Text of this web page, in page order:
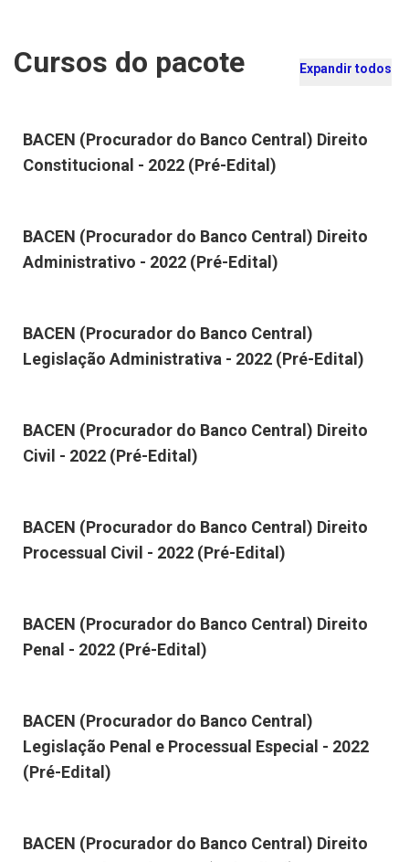
Cursos do pacote Expandir todos
BACEN (Procurador do Banco Central) Direito
Constitucional - 2022 (Pré-Edital)
BACEN (Procurador do Banco Central) Direito
Administrativo - 2022 (Pré-Edital)
BACEN (Procurador do Banco Central)
Legislação Administrativa - 2022 (Pré-Edital)
BACEN (Procurador do Banco Central) Direito
Civil - 2022 (Pré-Edital)
BACEN (Procurador do Banco Central) Direito
Processual Civil - 2022 (Pré-Edital)
BACEN (Procurador do Banco Central) Direito
Penal - 2022 (Pré-Edital)
BACEN (Procurador do Banco Central)
Legislação Penal e Processual Especial - 2022
(Pré-Edital)
BACEN (Procurador do Banco Central) Direito